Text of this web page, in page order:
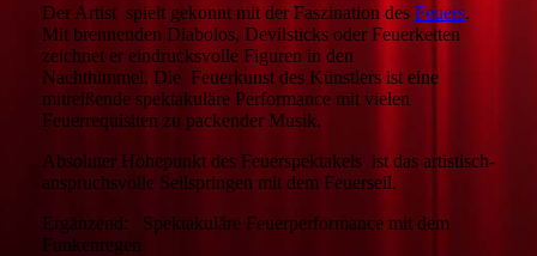
Der Artist spielt gekonnt mit der Faszination des Feuers.
Mit brennenden Diabolos, Devilsticks oder Feuerketten
zeichnet er eindrucksvolle Figuren in den
Nachthimmel. Die Feuerkunst des Künstlers ist eine
mitreißende spektakuläre Performance mit vielen
Feuerrequisiten zu packender Musik.
Absoluter Höhepunkt des Feuerspektakels ist das artistisch-
anspruchsvolle Seilspringen mit dem Feuerseil.
Ergänzend: Spektakuläre Feuerperformance mit dem
Funkenregen